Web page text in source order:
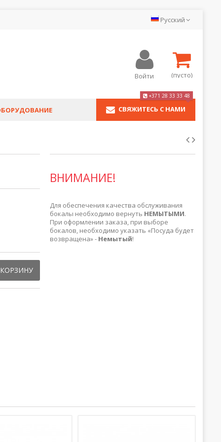
Pyсский
(пусто)
Войти
СВЯЖИТЕСЬ С НАМИ
+371 28 33 33 48
ВНИМАНИЕ!
Для обеспечения качества обслуживания
бокалы необходимо вернуть НЕМЫТЫМИ.
При оформлении заказа, при выборе
бокалов, необходимо указать «Посуда будет
возвращена» - Немытый!